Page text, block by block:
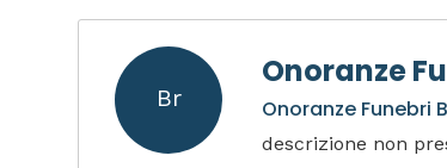
Br
Onoranze
Onoranze Funebri
descrizione non